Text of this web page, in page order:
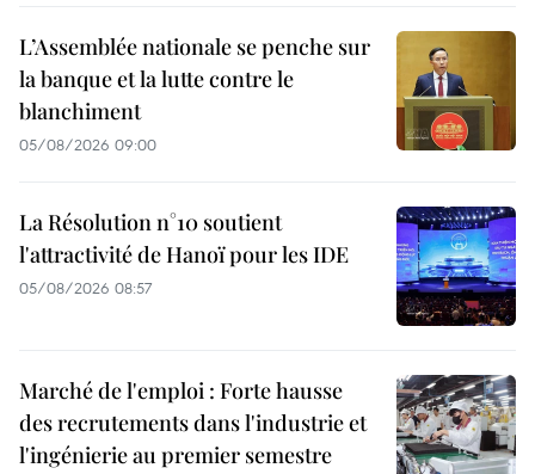
L’Assemblée nationale se penche sur
la banque et la lutte contre le
blanchiment
05/08/2026 09:00
La Résolution n°10 soutient
l'attractivité de Hanoï pour les IDE
05/08/2026 08:57
Marché de l'emploi : Forte hausse
des recrutements dans l'industrie et
l'ingénierie au premier semestre